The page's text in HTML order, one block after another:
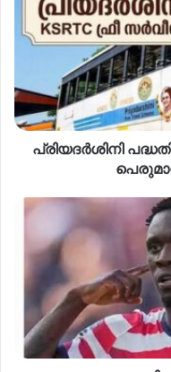
പ്രിയദര്‍ശിനി